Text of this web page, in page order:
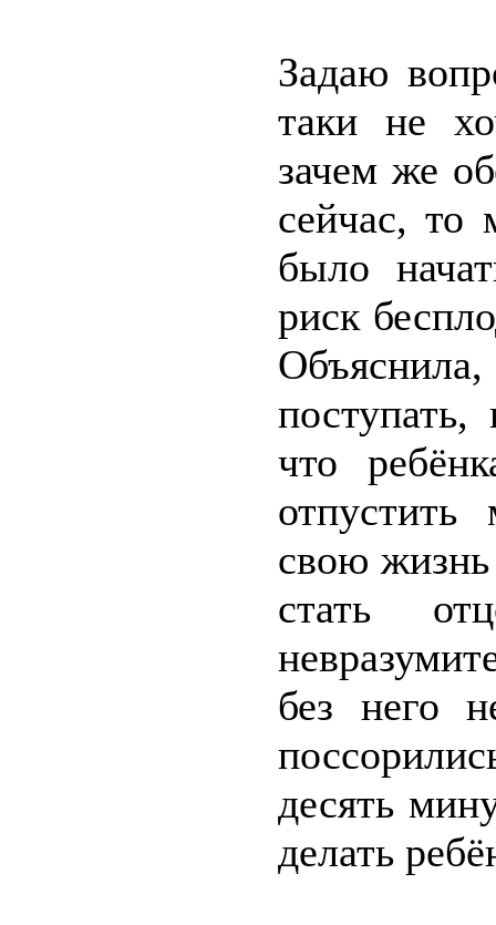
Задаю
таки не
зачем же
сейчас, то
было
риск
Объяснила,
поступать,
что
свою
стать
без него
десять
делать